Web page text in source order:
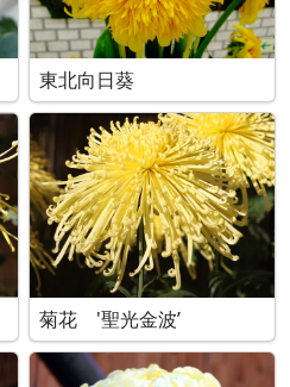
東北向日葵
菊花 '聖光金波’